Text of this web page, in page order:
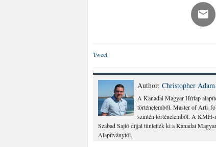
Tweet
Author: Christopher Adam
A Kanadai Magyar Hírlap
történelemből. Master of Arts
szintén történelemből. A KMH-
Szabad Sajtó díjjal tüntették ki a Kanadai
Alapítványtól.